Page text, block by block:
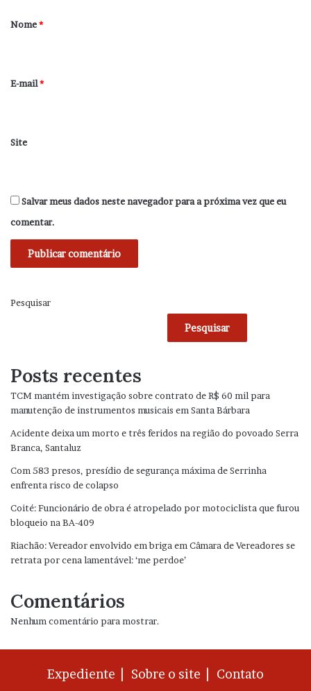
r
*
Nome*
E-mail*
Site
Salvar meus dados neste navegador para a próxima vez que eu
comentar.
Pesquisar
Pesquisar
Posts recentes
TCM mantém investigação sobre contrato de R$ 60 mil para
manutenção de instrumentos musicais em Santa Bárbara
Acidente deixa um morto e três feridos na região do povoado Serra
Branca, Santaluz
Com 583 presos, presídio de segurança máxima de Serrinha
enfrenta risco de colapso
Coité: Funcionário de obra é atropelado por motociclista que furou
bloqueio na BA-409
Riachão: Vereador envolvido em briga em Câmara de Vereadores se
retrata por cena lamentável: ‘me perdoe’
Comentários
Nenhum comentário para mostrar.
Expediente | Sobre o site | Contato